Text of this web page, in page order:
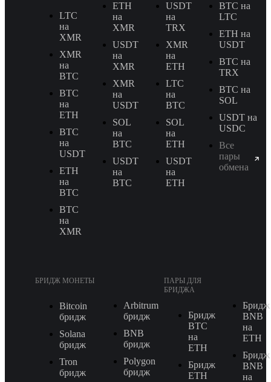
LTC
на
XMR
XMR
на
BTC
BTC
на
ETH
BTC
на
USDT
ETH
на
BTC
BTC
на
XMR
ETH
на
XMR
USDT
на
XMR
XMR
на
USDT
SOL
на
BTC
USDT
на
BTC
USDT
на
TRX
XMR
на
ETH
LTC
на
BTC
SOL
на
ETH
USDT
на
ETH
BTC на
LTC
ETH на
USDT
BTC на
TRX
BTC на
SOL
USDT на
USDC
Все
пары
обмена
БРИДЖ МОНЕТЫ
Bitcoin
бридж
Solana
бридж
Tron
бридж
Arbitrum
бридж
BNB
бридж
Polygon
бридж
ПАРЫ ДЛЯ
БРИДЖА
Бридж
BTC
на
ETH
Бридж
ETH
Бридж
BNB
на
ETH
Бридж
BNB
на